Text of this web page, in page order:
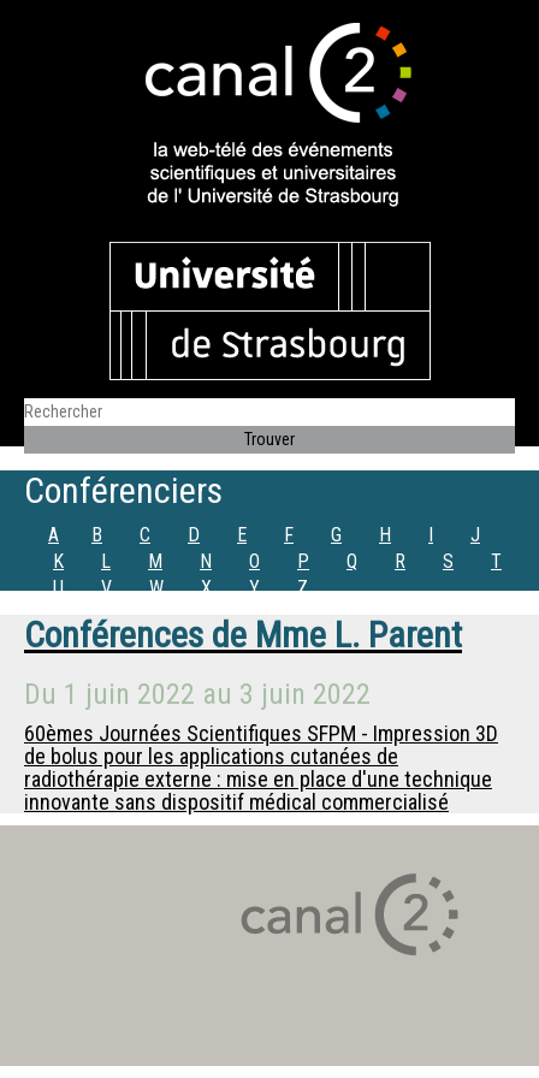
Conférenciers
A B C D E F G H I
J
K
L M N O P Q R S
T
U
V W X Y Z
Conférences de Mme L. Parent
Du 1 juin 2022 au 3 juin 2022
60èmes Journées Scientifiques SFPM - Impression 3D
de bolus pour les applications cutanées de
radiothérapie externe : mise en place d'une technique
innovante sans dispositif médical commercialisé